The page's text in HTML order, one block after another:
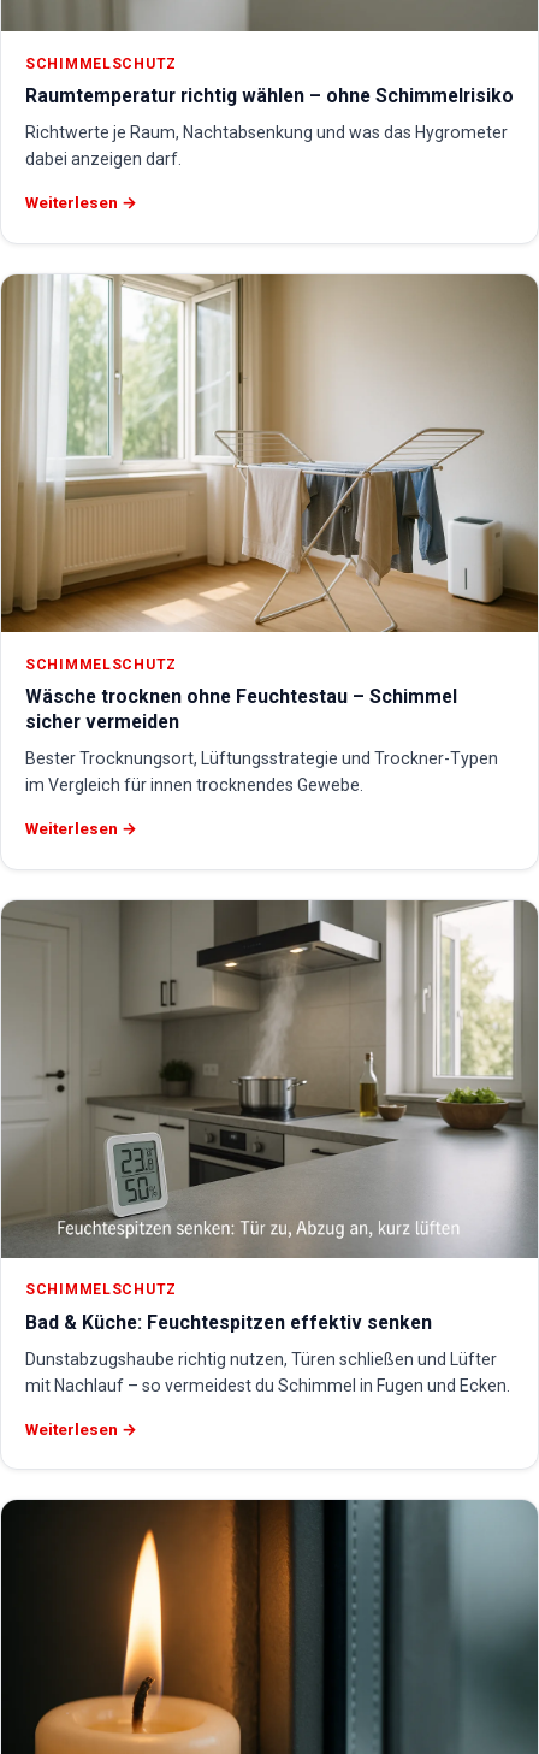
SCHIMMELSCHUTZ
Raumtemperatur richtig wählen – ohne Schimmelrisiko
Richtwerte je Raum, Nachtabsenkung und was das Hygrometer
dabei anzeigen darf.
Weiterlesen →
SCHIMMELSCHUTZ
Wäsche trocknen ohne Feuchtestau – Schimmel
sicher vermeiden
Bester Trocknungsort, Lüftungsstrategie und Trockner-Typen
im Vergleich für innen trocknendes Gewebe.
Weiterlesen →
SCHIMMELSCHUTZ
Bad & Küche: Feuchtespitzen effektiv senken
Dunstabzugshaube richtig nutzen, Türen schließen und Lüfter
mit Nachlauf – so vermeidest du Schimmel in Fugen und Ecken.
Weiterlesen →